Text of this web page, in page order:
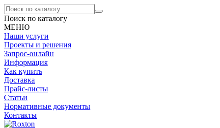
Поиск по каталогу
МЕНЮ
Наши услуги
Проекты и решения
Запрос-онлайн
Информация
Как купить
Доставка
Прайс-листы
Статьи
Нормативные документы
Контакты